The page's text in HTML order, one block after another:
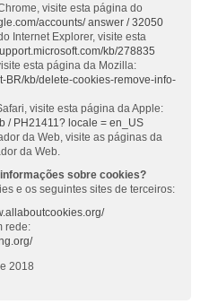
visite esta página do
accounts/ answer / 32050
Internet Explorer, visite esta
kb/278835
esta página da Mozilla:
BR/kb/delete-cookies-remove-info-
visite esta página da Apple:
/ PH21411? locale = en_US
da Web, visite as páginas da
da Web.
sobre cookies?
e os seguintes sites de terceiros:
rede:
2018